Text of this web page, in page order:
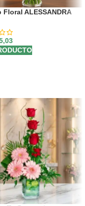
Floral ALESSANDRA
🧡